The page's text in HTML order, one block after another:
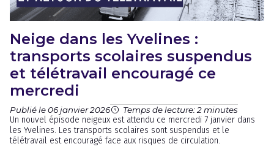
Neige dans les Yvelines :
transports scolaires suspendus
et télétravail encouragé ce
mercredi
Publié le 06 janvier 2026 Temps de lecture: 2 minutes
Un nouvel épisode neigeux est attendu ce mercredi 7 janvier dans
les Yvelines. Les transports scolaires sont suspendus et le
télétravail est encouragé face aux risques de circulation.